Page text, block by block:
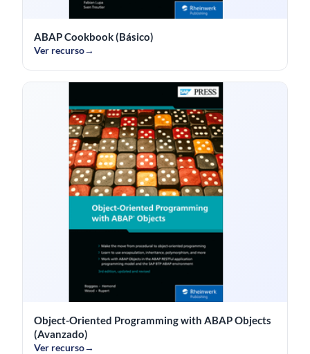
ABAP Cookbook (Básico)
Ver recurso→
Object-Oriented Programming with ABAP Objects
(Avanzado)
Ver recurso→